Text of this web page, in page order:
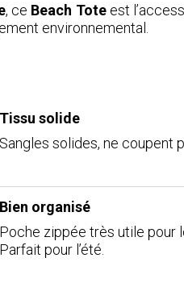
, ce Beach Toteest
environnemental.
Tissu solide
Sangles solides, ne coupent
Bien organisé
Poche zippée très utile pour
Parfait pour l’été.